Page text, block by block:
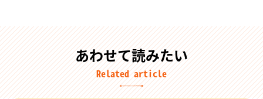
あわせて読みたい
Related article